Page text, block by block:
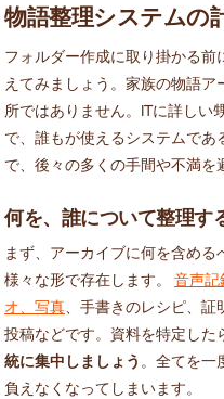
物語整理システムの
フォルダー作成に取り掛かる
えてみましょう。家族の物語
所ではありません。ITに詳しい
で、誰もが使えるシステムであ
で、後々の多くの手間や不満を
何を、誰について整理す
まず、アーカイブに何を含め
様々な形で存在します。 音声記
オ、写真 、手書きのレシピ、
投稿などです。資料を特定した
統に集中しましょう 。全てを一
負えなくなってしまいます。